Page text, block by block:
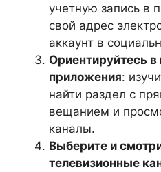
учетную запись в
свой адрес
аккаунт в
Ориентируйтесь
приложения:
найти раздел с
вещанием и
каналы.
Выберите и
телевизионные